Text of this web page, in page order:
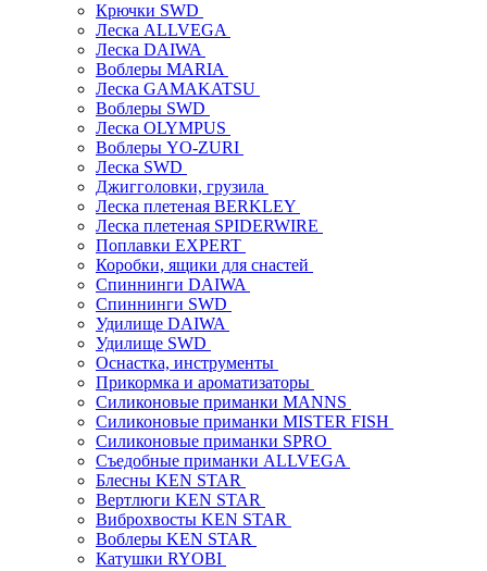
Крючки SWD
Леска ALLVEGA
Леска DAIWA
Воблеры MARIA
Леска GAMAKATSU
Воблеры SWD
Леска OLYMPUS
Воблеры YO-ZURI
Леска SWD
Джигголовки, грузила
Леска плетеная BERKLEY
Леска плетеная SPIDERWIRE
Поплавки EXPERT
Коробки, ящики для снастей
Спиннинги DAIWA
Спиннинги SWD
Удилище DAIWA
Удилище SWD
Оснастка, инструменты
Прикормка и ароматизаторы
Силиконовые приманки MANNS
Силиконовые приманки MISTER FISH
Силиконовые приманки SPRO
Съедобные приманки ALLVEGA
Блесны KEN STAR
Вертлюги KEN STAR
Виброхвосты KEN STAR
Воблеры KEN STAR
Катушки RYOBI